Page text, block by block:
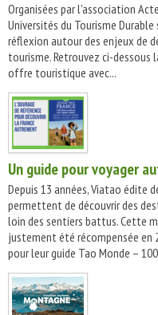
Organisées par l'association
Universités du Tourisme
réflexion autour des enjeux de
tourisme. Retrouvez ci-
offre touristique avec...
Un guide pour voyager
Depuis 13 années, Viatao édite
permettent de découvrir des
loin des sentiers battus. Cette
justement été récompensée en
pour leur guide Tao Monde –